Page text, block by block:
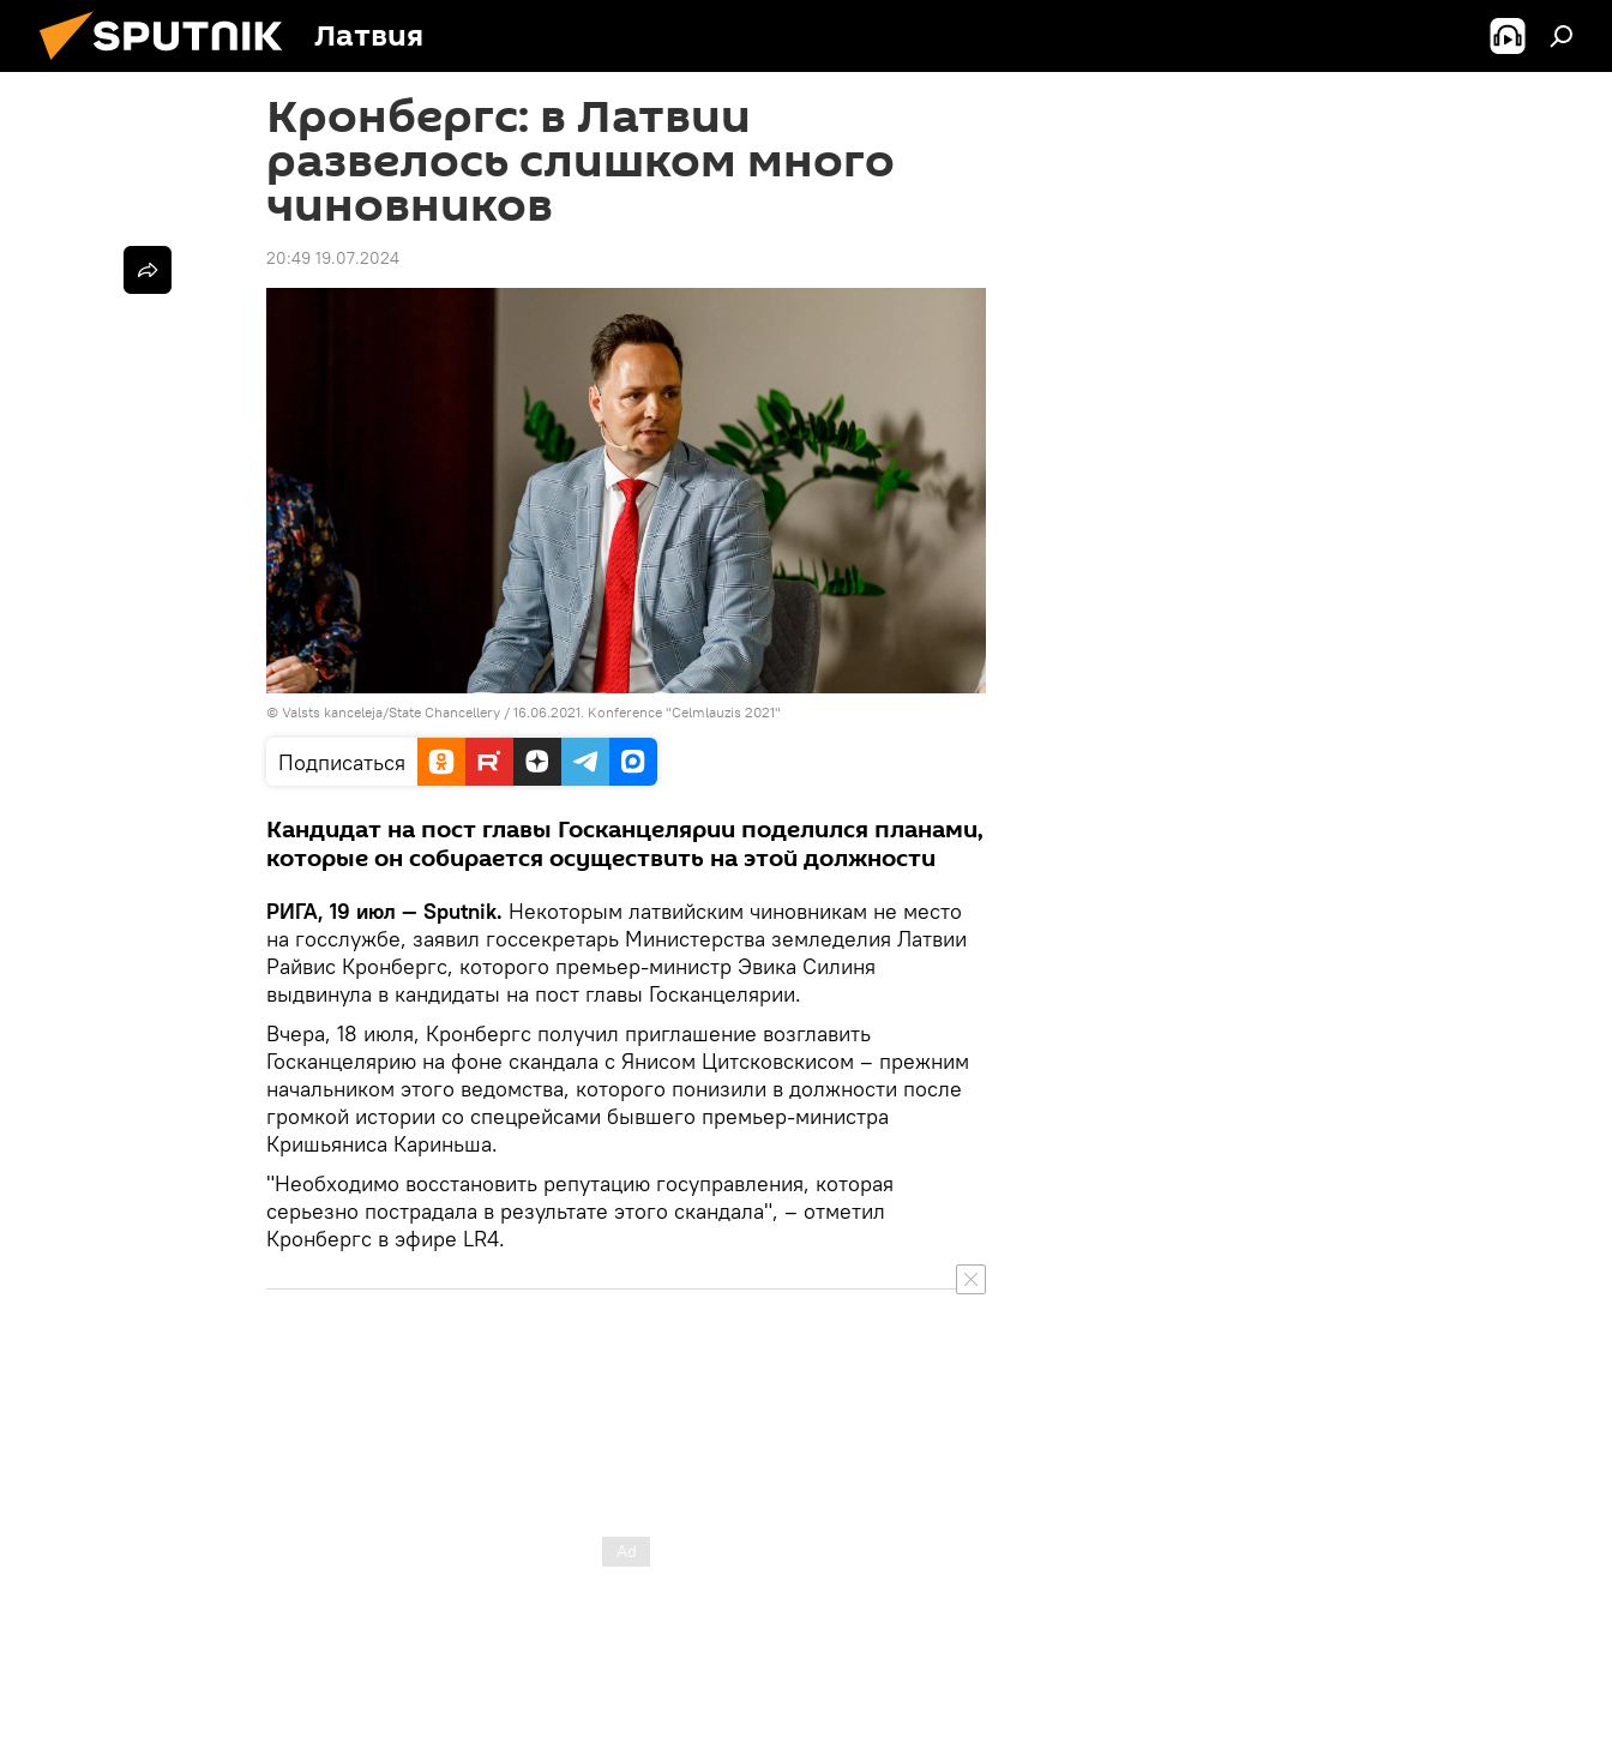
Латвия
Кронбергс: в Латвии
развелось слишком много
чиновников
20:49 19.07.2024
© Valsts kanceleja/State Chancellery / 16.06.2021. Konference "Celmlauzis 2021"
Подписаться
Кандидат на пост главы Госканцелярии поделился планами,
которые он собирается осуществить на этой должности
РИГА, 19 июл — Sputnik. Некоторым латвийским чиновникам не место
на госслужбе, заявил госсекретарь Министерства земледелия Латвии
Райвис Кронбергс, которого премьер-министр Эвика Силиня
выдвинула в кандидаты на пост главы Госканцелярии.
Вчера, 18 июля, Кронбергс получил приглашение возглавить
Госканцелярию на фоне скандала с Янисом Цитсковскисом – прежним
начальником этого ведомства, которого понизили в должности после
громкой истории со спецрейсами бывшего премьер-министра
Кришьяниса Кариньша.
"Необходимо восстановить репутацию госуправления, которая
серьезно пострадала в результате этого скандала", – отметил
Кронбергс в эфире LR4.